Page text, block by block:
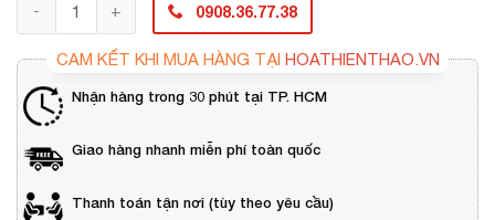
0908.36.77.38
CAM KẾT KHI MUA HÀNG TẠI HOATHIENTHAO.VN
Nhận hàng trong 30 phút tại TP. HCM
Giao hàng nhanh miễn phí toàn quốc
Thanh toán tận nơi (tùy theo yêu cầu)